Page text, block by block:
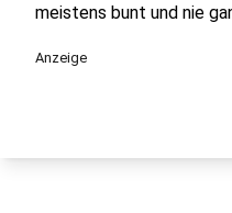
meistens bunt und nie
Anzeige